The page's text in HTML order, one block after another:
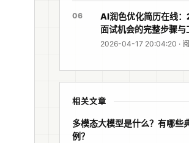
06
AI润色优化简历在线
面试机会的完整步骤与
2026-04-17 20:04:20 ·
相关文章
多模态大模型是什么？有哪些
例？